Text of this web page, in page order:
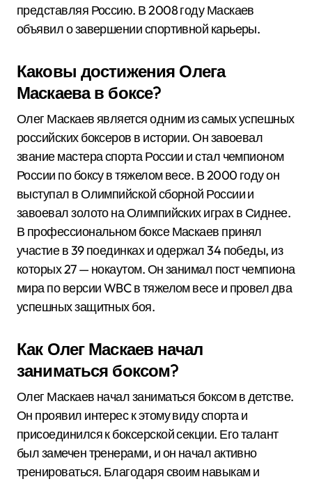
представляя Россию. В 2008 году Маскаев
объявил о завершении спортивной карьеры.
Каковы достижения Олега
Маскаева в боксе?
Олег Маскаев является одним из самых успешных
российских боксеров в истории. Он завоевал
звание мастера спорта России и стал чемпионом
России по боксу в тяжелом весе. В 2000 году он
выступал в Олимпийской сборной России и
завоевал золото на Олимпийских играх в Сиднее.
В профессиональном боксе Маскаев принял
участие в 39 поединках и одержал 34 победы, из
которых 27 — нокаутом. Он занимал пост чемпиона
мира по версии WBC в тяжелом весе и провел два
успешных защитных боя.
Как Олег Маскаев начал
заниматься боксом?
Олег Маскаев начал заниматься боксом в детстве.
Он проявил интерес к этому виду спорта и
присоединился к боксерской секции. Его талант
был замечен тренерами, и он начал активно
тренироваться. Благодаря своим навыкам и